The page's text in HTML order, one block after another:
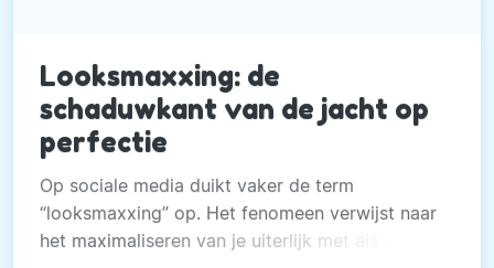
Looksmaxxing: de
schaduwkant van de jacht op
perfectie
Op sociale media duikt vaker de term
“looksmaxxing” op. Het fenomeen verwijst naar
het maximaliseren van je uiterlijk met als doel